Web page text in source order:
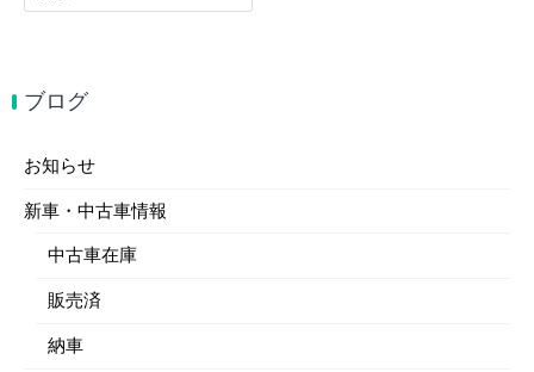
索:
ブログ
お知らせ
新車・中古車情報
中古車在庫
販売済
納車